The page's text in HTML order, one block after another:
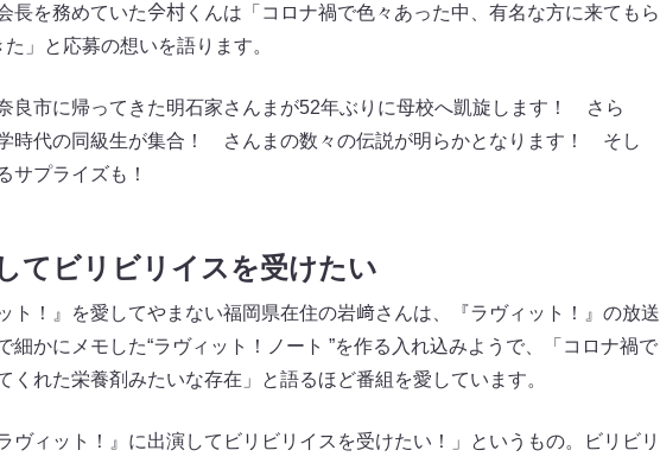
を務めていた𫝆村くんは「コロナ禍で色々あった中、有名な方に来てもら
」と応募の想いを語ります。
良市に帰ってきた明石家さんまが52年ぶりに母校へ凱旋します！ さら
時代の同級生が集合！ さんまの数々の伝説が明らかとなります！ そし
サプライズも！
てビリビリイスを受けたい
ト！』を愛してやまない福岡県在住の岩﨑さんは、『ラヴィット！』の放送
細かにメモした“ラヴィット！ノート ”を作る入れ込みようで、「コロナ禍で
れた栄養剤みたいな存在」と語るほど番組を愛しています。
ヴィット！』に出演してビリビリイスを受けたい！」というもの。ビリビリ